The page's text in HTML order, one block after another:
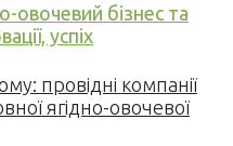
овочевий бізнес та
успіх
провідні компанії
ягідно-овочевої